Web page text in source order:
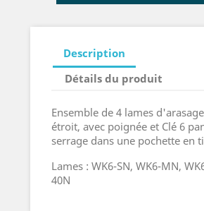
Description
Détails du produit
Ensemble de 4 lames
étroit, avec poignée et Clé 6
serrage dans une pochette en
Lames : WK6-SN, WK6-MN,
40N